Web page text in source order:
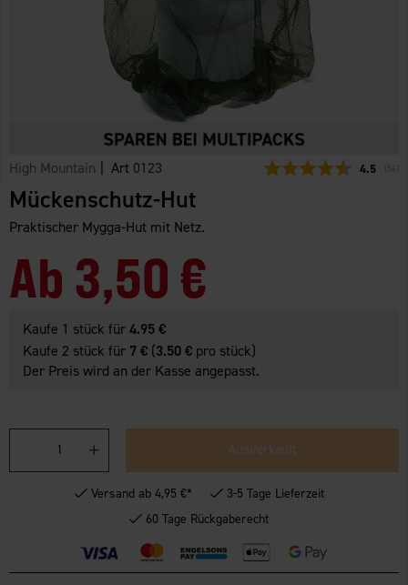
High Mountain | Art 0123 4.5 56
Mückenschutz-Hut
Praktischer Mygga-Hut mit Netz.
Ab 3,50 €
Kaufe 1 stück für4.95 €
Kaufe 2 stück für 7 € (3.50 € pro stück)
Der Preis wird an der Kasse angepasst.
Ausverkauft
Versand ab 4,95 €*
3-5 Tage Lieferzeit
60 Tage Rückgaberecht